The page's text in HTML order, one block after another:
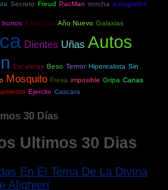
Secreto Freud PacMan roncha autografos
burros Años Luz Año Nuevo Galaxias
Dientes Uñas Autos
Escaleras Beso Terrror Hiperealista Sin
Mosquito Fresa imposible Gripa Canas
Ejercito Cascara
30 Días
Ultimos 30 Dias
En El Tema De La Divina
Alighieri